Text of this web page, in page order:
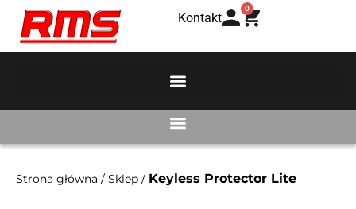
Kontakt
0
Strona główna / Sklep / Keyless Protector Lite